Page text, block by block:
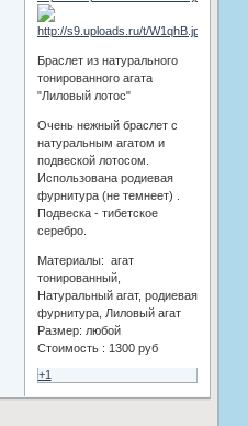
Браслет из натурального
тонированного агата
"Лиловый лотос"
Очень нежный браслет с
натуральным агатом и
подвеской лотосом.
Использована родиевая
фурнитура (не темнеет) .
Подвеска - тибетское
серебро.
Материалы: агат
тонированный,
Натуральный агат, родиевая
фурнитура, Лиловый агат
Размер: любой
Стоимость : 1300 руб
+1